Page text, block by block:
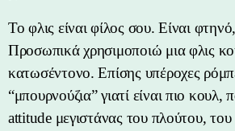
Το φλις είναι φίλος σου. Είναι
Προσωπικά χρησιμοποιώ μια φλις
κατωσέντονο. Επίσης υπέροχες
“μπουρνούζια” γιατί είναι πιο κουλ,
attitude μεγιστάνας του πλούτου,